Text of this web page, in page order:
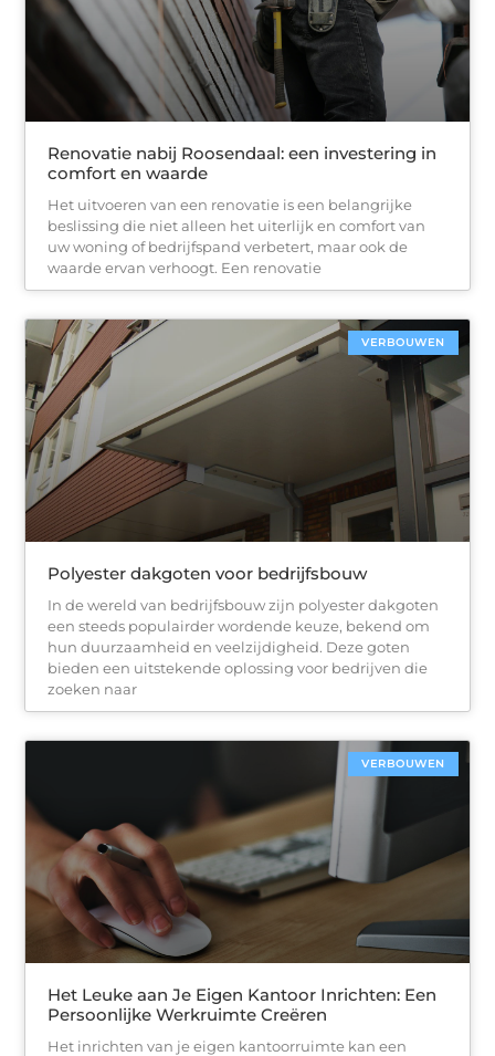
Renovatie nabij Roosendaal: een investering in
comfort en waarde
Het uitvoeren van een renovatie is een belangrijke
beslissing die niet alleen het uiterlijk en comfort van
uw woning of bedrijfspand verbetert, maar ook de
waarde ervan verhoogt. Een renovatie
VERBOUWEN
Polyester dakgoten voor bedrijfsbouw
In de wereld van bedrijfsbouw zijn polyester dakgoten
een steeds populairder wordende keuze, bekend om
hun duurzaamheid en veelzijdigheid. Deze goten
bieden een uitstekende oplossing voor bedrijven die
zoeken naar
VERBOUWEN
Het Leuke aan Je Eigen Kantoor Inrichten: Een
Persoonlijke Werkruimte Creëren
Het inrichten van je eigen kantoorruimte kan een